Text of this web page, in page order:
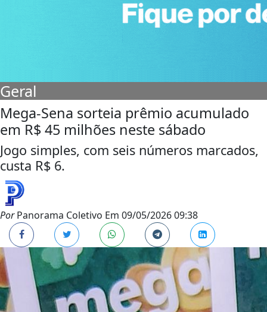
Geral
Mega-Sena sorteia prêmio acumulado
em R$ 45 milhões neste sábado
Jogo simples, com seis números marcados,
custa R$ 6.
PorPanorama Coletivo Em 09/05/2026 09:38